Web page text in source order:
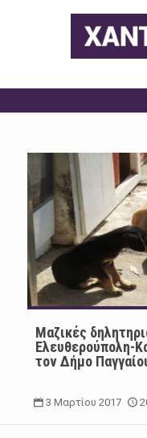
Μαζικές
Ελευθερούπολη-
τον Δήμο
3 Μαρτίου 2017